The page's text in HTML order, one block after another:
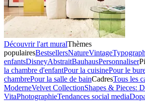
Découvrir l'art muralThèmes
populairesBestsellersNatureVintage
enfantsDisneyAbstraitBauhausPersonnaliser
la chambre d'enfantPour la cuisinePour le
chambrePour la salle de bainCadresTous les
ModerneVelvet CollectionShapes & Pieces:
VitaPhotographieTendances social media